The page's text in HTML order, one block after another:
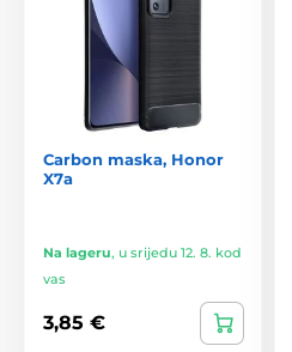
Carbon maska, Honor
X7a
Na lageru, u srijedu 12. 8. kod
vas
3,85 €